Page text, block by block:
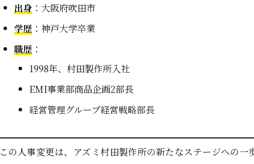
出身 ：大阪府吹田市
学歴 ：神戸大学卒業
職歴 ：
1998年、村田製作所入社
EMI事業部商品企画2部長
経営管理グループ経営戦略部長
この人事変更は、アズミ村田製作所の新たなステージへの一